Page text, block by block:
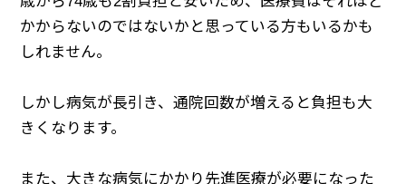
かからないのではないかと思っている方もいるかも
しれません。
しかし病気が長引き、通院回数が増えると負担も大
きくなります。
また、大きな病気にかかり先進医療が必要になった